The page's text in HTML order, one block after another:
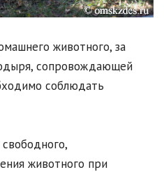
животного, за
сопровождающей
соблюдать
животного при